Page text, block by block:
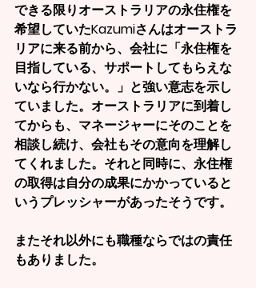
できる限りオーストラリアの永住権を
希望していたKazumiさんはオーストラ
リアに来る前から、会社に「永住権を
目指している、サポートしてもらえな
いなら行かない。」と強い意志を示し
ていました。オーストラリアに到着し
てからも、マネージャーにそのことを
相談し続け、会社もその意向を理解し
てくれました。それと同時に、永住権
の取得は自分の成果にかかっていると
いうプレッシャーがあったそうです。
またそれ以外にも職種ならではの責任
もありました。